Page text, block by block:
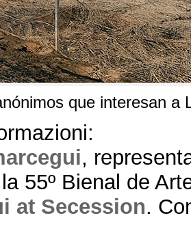
que interesan a
,
55º Bienal de
at Secession.